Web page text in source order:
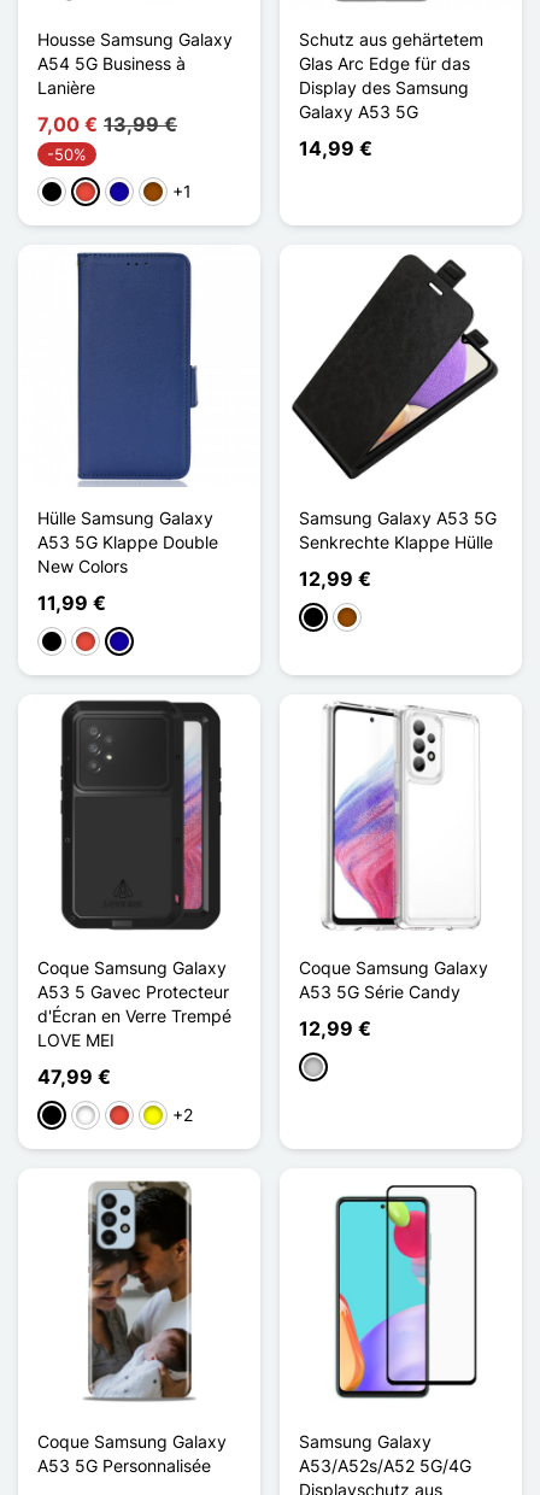
Housse Samsung Galaxy
A54 5G Business à
Lanière
7,00 € 13,99 €
-50%
Schwarz
Rot Dunkelblau
Braun
+1
Schutz aus gehärtetem
Glas Arc Edge für das
Display des Samsung
Galaxy A53 5G
14,99 €
Hülle Samsung Galaxy
A53 5G Klappe Double
New Colors
11,99 €
Schwarz
Rot Dunkelblau
Samsung Galaxy A53 5G
Senkrechte Klappe Hülle
12,99 €
Schwarz
Braun
Coque Samsung Galaxy
A53 5 Gavec Protecteur
d'Écran en Verre Trempé
LOVE MEI
47,99 €
Schwarz
WeißRot Gelb+2
Coque Samsung Galaxy
A53 5G Série Candy
12,99 €
Transparent
Coque Samsung Galaxy
A53 5G Personnalisée
Samsung Galaxy
A53/A52s/A52 5G/4G
Displayschutz aus